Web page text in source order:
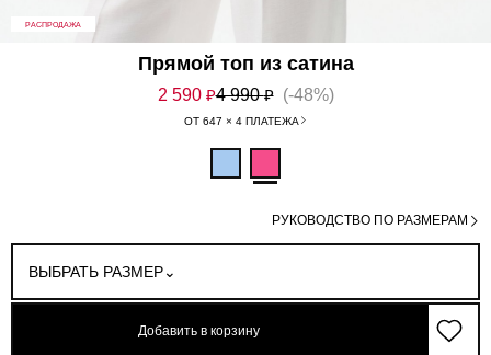
РАСПРОДАЖА
Прямой топ из сатина
2 590 ₽4 990₽ (-48%)
ОТ 647 × 4 ПЛАТЕЖА
ВЫБРАТЬ РАЗМЕР
РУКОВОДСТВО ПО РАЗМЕРАМ
Добавить в корзину